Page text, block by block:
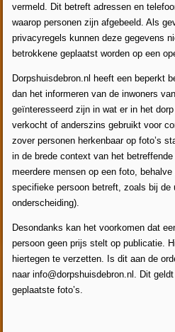
vermeld. Dit betreft adressen en
waarop personen zijn afgebeeld. Als
privacyregels kunnen deze gegevens
betrokkene geplaatst worden op een
Dorpshuisdebron.nl heeft een beperkt
dan het informeren van de inwoners
geïnteresseerd zijn in wat er in het
verkocht of anderszins gebruikt voor
zover personen herkenbaar op foto’s
in de brede context van het
meerdere mensen op een foto,
specifieke persoon betreft, zoals bij
onderscheiding).
Desondanks kan het voorkomen dat
persoon geen prijs stelt op publicatie.
hiertegen te verzetten. Is dit aan de
naarinfo@dorpshuisdebron.nl . Dit
geplaatste foto’s.